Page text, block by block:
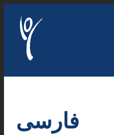
فارسی